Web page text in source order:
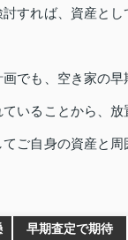
すれば、資産と
でも、空き家の早
いることから、放
ご自身の資産と周
早期査定で期待